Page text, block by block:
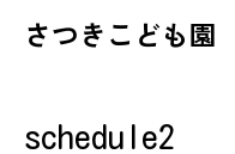
さつきこども園
schedule2